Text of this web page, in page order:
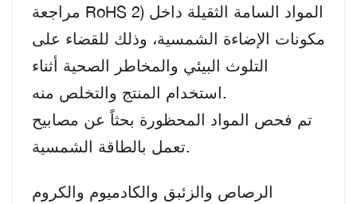
مراجعة RoHS 2) المواد السامة الثقيلة داخل
مكونات الإضاءة الشمسية، وذلك للقضاء على
التلوث البيئي والمخاطر الصحية أثناء
استخدام المنتج والتخلص منه.
تم فحص المواد المحظورة بحثاً عن مصابيح
تعمل بالطاقة الشمسية.
الرصاص والزئبق والكادميوم والكروم